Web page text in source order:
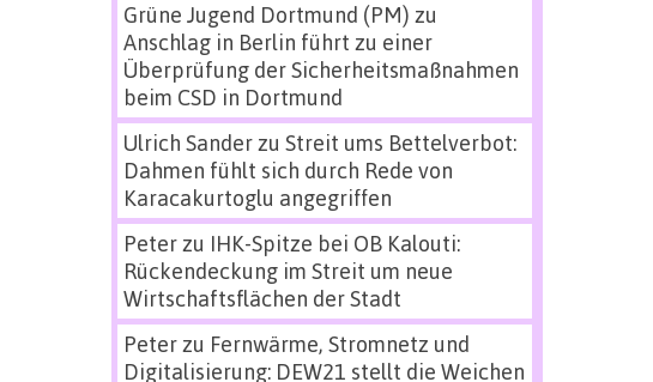
Grüne Jugend Dortmund (PM) zu
Anschlag in Berlin führt zu einer
Überprüfung der Sicherheitsmaßnahmen
beim CSD in Dortmund
Ulrich Sanderzu Streit ums Bettelverbot:
Dahmen fühlt sich durch Rede von
Karacakurtoglu angegriffen
Peterzu IHK-Spitze bei OB Kalouti:
Rückendeckung im Streit um neue
Wirtschaftsflächen der Stadt
Peterzu Fernwärme, Stromnetz und
Digitalisierung: DEW21 stellt die Weichen